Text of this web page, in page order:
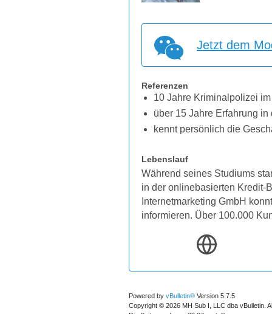
Jetzt dem
Referenzen
10 Jahre Kriminalpolizei
über 15 Jahre Erfahrung
kennt persönlich die
Lebenslauf
Während seines Studiums
in der onlinebasierten Kredit-
Internetmarketing GmbH
informieren. Über 100.000
Powered by vBulletin® Version 5.7.5
Copyright © 2026 MH Sub I, LLC dba vBulletin.